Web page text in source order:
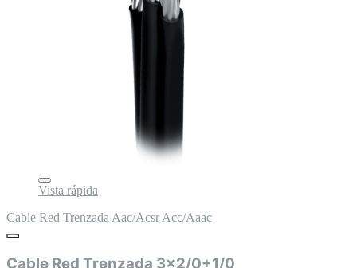
Vista rápida
Cable Red Trenzada Aac/Acsr Acc/Aaac
Cable Red Trenzada 3x2/0+1/0